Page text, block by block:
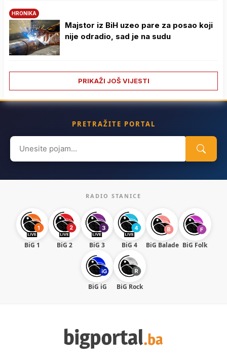
HRONIKA
Majstor iz BiH uzeo pare za posao koji
nije odradio, sad je na sudu
PRIKAŽI JOŠ VIJESTI
PRETRAŽITE PORTAL
Search
for:
RADIO STANICE
BiG 1 BiG 2 BiG 3 BiG 4 BiG Balade BiG Folk
BiG iG BiG Rock